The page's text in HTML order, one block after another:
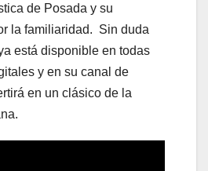
de Posada y su
la familiaridad. Sin duda
está disponible en todas
y en su canal de
en un clásico de la